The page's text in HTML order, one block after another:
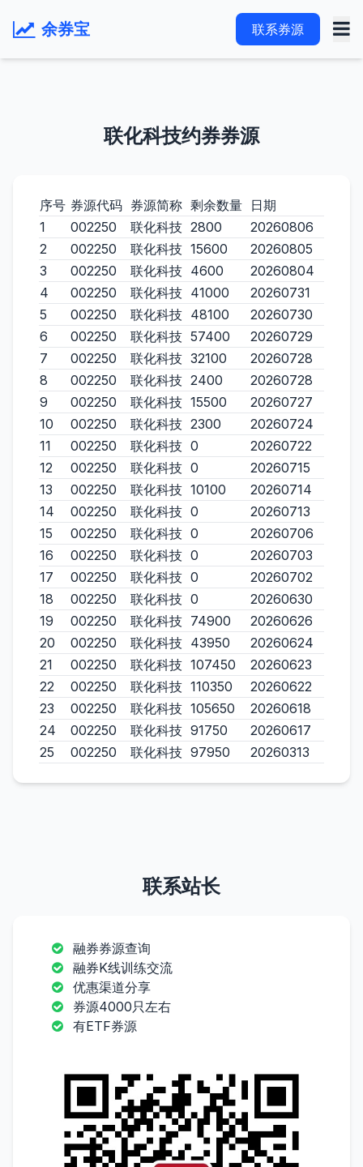
余券宝 联系券源
联化科技约券券源
序号 券源代码 券源简称 剩余数量 日期
1
002250 联化科技 2800
20260806
2
002250 联化科技 15600
20260805
3
002250 联化科技 4600
20260804
4
002250 联化科技 41000
20260731
5
002250 联化科技 48100
20260730
6
002250 联化科技 57400
20260729
7
002250 联化科技 32100
20260728
8
002250 联化科技 2400
20260728
9
002250 联化科技 15500
20260727
10
002250 联化科技 2300
20260724
11
002250 联化科技 0
20260722
12
002250 联化科技 0
20260715
13
002250 联化科技 10100
20260714
14
002250 联化科技 0
20260713
15
002250 联化科技 0
20260706
16
002250 联化科技 0
20260703
17
002250 联化科技 0
20260702
18
002250 联化科技 0
20260630
19
002250 联化科技 74900
20260626
20
002250 联化科技 43950
20260624
21
002250 联化科技 107450
20260623
22
002250 联化科技 110350
20260622
23
002250 联化科技 105650
20260618
24
002250 联化科技 91750
20260617
25
002250 联化科技 97950 20260313
联系站长
融券券源查询
融券K线训练交流
优惠渠道分享
券源4000只左右
有ETF券源